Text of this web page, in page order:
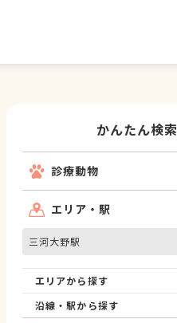
かんたん検索
診療動物
エリア・駅
三河大野駅
エリアから探す
沿線・駅から探す